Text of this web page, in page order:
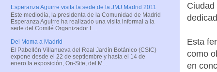
Esta
como
en
Esperanza Aguirre visita la sede de la JMJ Madrid 2011
Este mediodía, la presidenta de la Comunidad de Madrid
Esperanza Aguirre ha realizado una visita informal a la
sede del Comité Organizador L...
Del Moma a Madrid
El Pabellón Villanueva del Real Jardín Botánico (CSIC)
expone desde el 22 de septiembre y hasta el 14 de
enero la exposición, On-Site, del M...